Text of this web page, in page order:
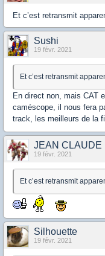
Et c’est retransmit
Sushi
19 févr. 2021
Et c’est retransmit
En direct non, mais CAT
caméscope, il nous fera
track, les meilleurs de la
JEAN CLAUDE
19 févr. 2021
Et c’est retransmit
Silhouette
19 févr. 2021